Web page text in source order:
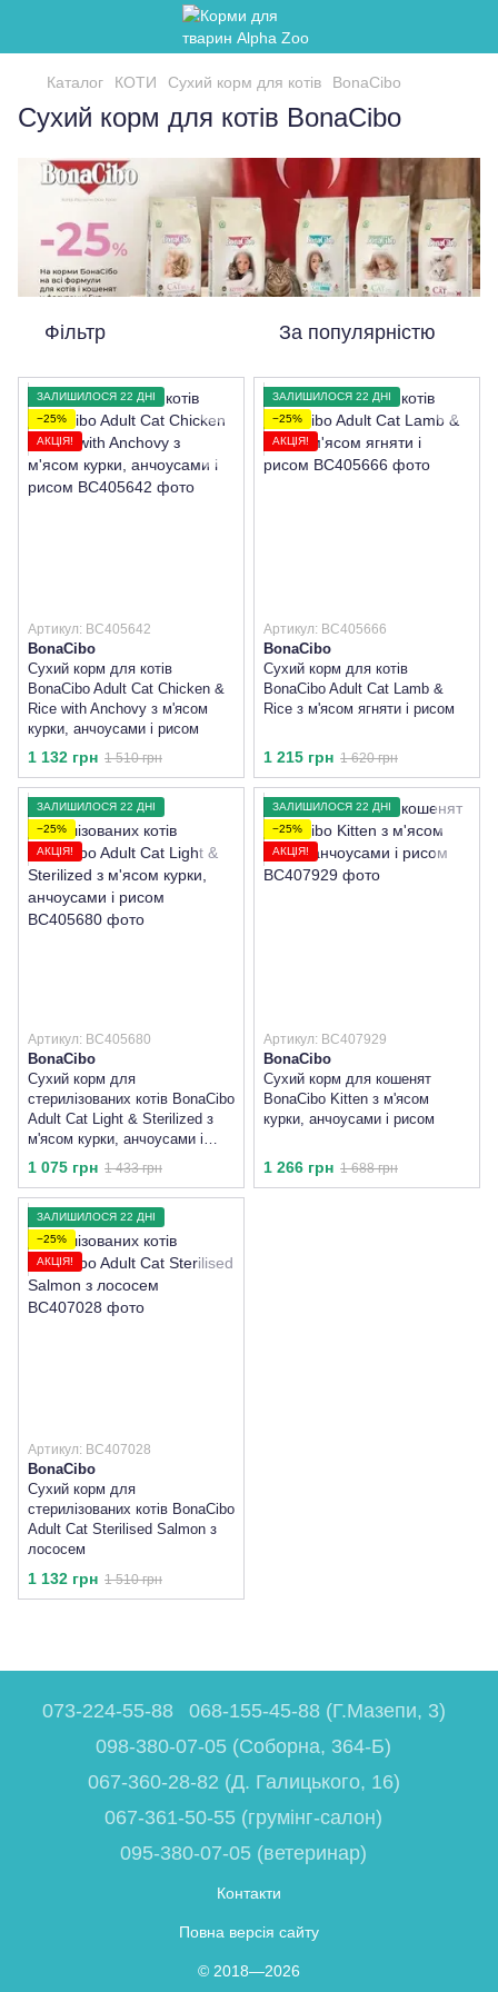
Каталог КОТИ Сухий корм для котів BonaCibo
Сухий корм для котів BonaCibo
Фільтр За популярністю
ЗАЛИШИЛОСЯ 22 ДНІ
−25%
АКЦІЯ!
Артикул: BC405642
BonaCibo
Сухий корм для котів
BonaCibo Adult Cat Chicken &
Rice with Anchovy з м'ясом
курки, анчоусами і рисом
1 132 грн 1 510 грн
ЗАЛИШИЛОСЯ 22 ДНІ
−25%
АКЦІЯ!
Артикул: BC405666
BonaCibo
Сухий корм для котів
BonaCibo Adult Cat Lamb &
Rice з м'ясом ягняти і рисом
1 215 грн 1 620 грн
ЗАЛИШИЛОСЯ 22 ДНІ
−25%
АКЦІЯ!
Артикул: BC405680
BonaCibo
Сухий корм для
стерилізованих котів BonaCibo
Adult Cat Light & Sterilized з
м'ясом курки, анчоусами і
рисом
1 075 грн 1 433 грн
ЗАЛИШИЛОСЯ 22 ДНІ
−25%
АКЦІЯ!
Артикул: BC407929
BonaCibo
Сухий корм для кошенят
BonaCibo Kitten з м'ясом
курки, анчоусами і рисом
1 266 грн 1 688 грн
ЗАЛИШИЛОСЯ 22 ДНІ
−25%
АКЦІЯ!
Артикул: BC407028
BonaCibo
Сухий корм для
стерилізованих котів BonaCibo
Adult Cat Sterilised Salmon з
лососем
1 132 грн 1 510 грн
073-224-55-88
068-155-45-88 (Г.Мазепи, 3)
098-380-07-05 (Соборна, 364-Б)
067-360-28-82 (Д. Галицького, 16)
067-361-50-55 (грумінг-салон)
095-380-07-05 (ветеринар)
Контакти
Повна версія сайту
© 2018—2026